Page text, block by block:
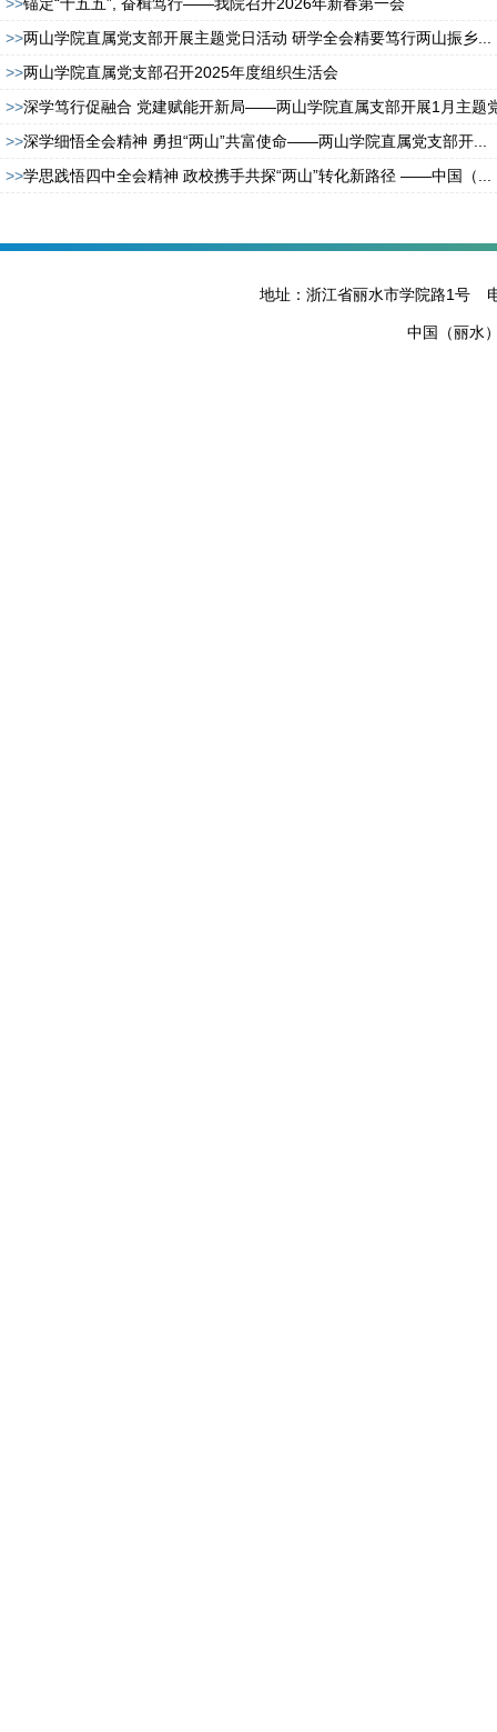
>>两山学院直属党支部开展主题党日活动 研学全会精要笃行两山振乡...
>>两山学院直属党支部召开2025年度组织生活会
>>深学笃行促融合 党建赋能开新局——两山学院直属支部开展1月主题
>>深学细悟全会精神 勇担“两山”共富使命——两山学院直属党支部开...
>>学思践悟四中全会精神 政校携手共探“两山”转化新路径 ——中国（...
地址：浙江省丽水市学院路1号
中国（丽水